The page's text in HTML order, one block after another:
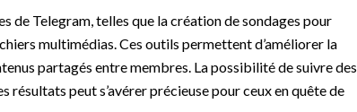
de Telegram, telles que la création de sondages pour
multimédias. Ces outils permettent d’améliorer la
partagés entre membres. La possibilité de suivre des
résultats peut s’avérer précieuse pour ceux en quête de